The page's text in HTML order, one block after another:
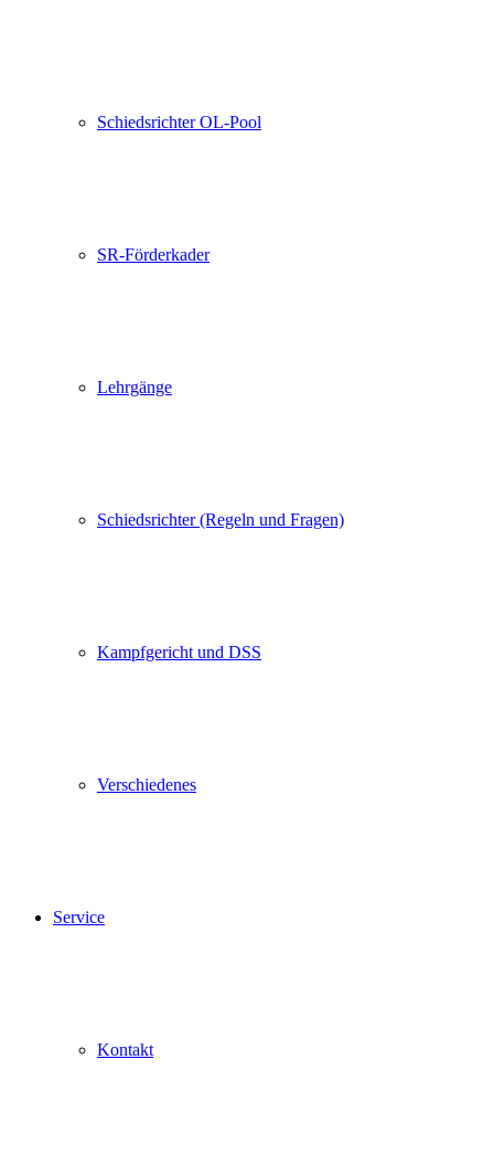
Schiedsrichter OL-Pool
SR-Förderkader
Lehrgänge
Schiedsrichter (Regeln und Fragen)
Kampfgericht und DSS
Verschiedenes
Service
Kontakt